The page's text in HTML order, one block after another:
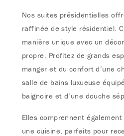
Nos suites présidentielles
raffinée de style résidentiel.
manière unique avec un
propre. Profitez de grands
manger et du confort d’une
salle de bains luxueuse
baignoire et d’une douche
Elles comprennent
une cuisine, parfaits pour